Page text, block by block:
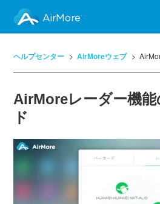
AirMore
ヘルプセンター AirMoreウェブ
AirMoreレーダー機能
ド